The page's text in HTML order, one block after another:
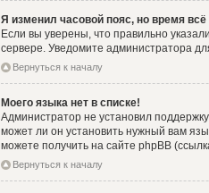
Я изменил часовой пояс, но время
Если вы уверены, что правильно
сервере. Уведомите администратора
Вернуться к началу
Моего языка нет в списке!
Администратор не установил
может ли он установить нужный вам
можете получить на сайте phpBB
Вернуться к началу